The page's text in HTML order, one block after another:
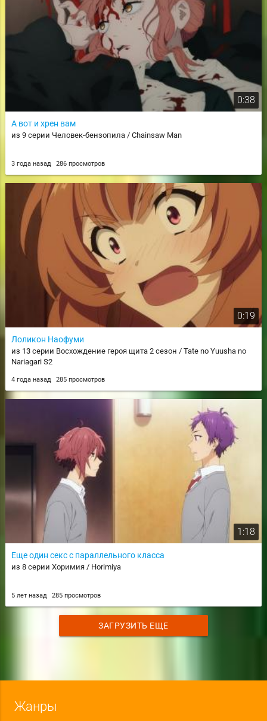
0:38
А вот и хрен вам
из 9 серии Человек-бензопила / Chainsaw Man
3 года назад 286 просмотров
0:19
Лоликон Наофуми
из 13 серии Восхождение героя щита 2 сезон / Tate no Yuusha no
Nariagari S2
4 года назад 285 просмотров
1:18
Еще один секс с параллельного класса
из 8 серии Хоримия / Horimiya
5 лет назад 285 просмотров
ЗАГРУЗИТЬ ЕЩЕ
Жанры